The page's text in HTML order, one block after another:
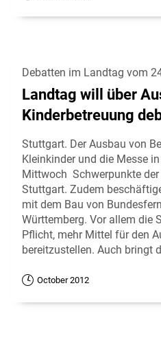
Debatten im Landtag vom
Landtag will über
Kinderbetreuung
Stuttgart. Der Ausbau von
Kleinkinder und die Messe
Mittwoch Schwerpunkte
Stuttgart. Zudem
mit dem Bau von
Württemberg. Vor allem die
Pflicht, mehr Mittel für den
bereitzustellen. Auch bringt
October 2012